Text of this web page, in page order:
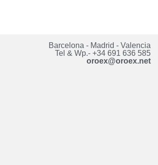
Barcelona - Madrid - Valencia
Tel & Wp.- +34 691 636 585
oroex@oroex.net